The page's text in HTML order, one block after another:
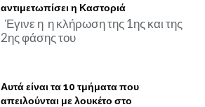
αντιμετωπίσει η Καστοριά
Έγινε η η κλήρωση της 1ης και της
2ης φάσης του
Αυτά είναι τα 10 τμήματα που
απειλούνται με λουκέτο στο